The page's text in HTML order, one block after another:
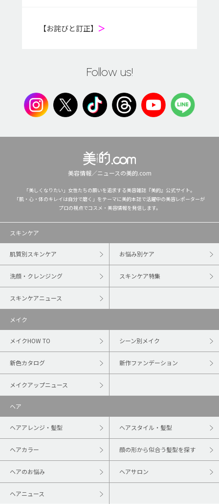
【お詫びと訂正】 ＞
Follow us!
美容情報／ニュースの美的.com
「美しくなりたい」女性たちの願いを追求する美容雑誌『美的』公式サイト。
「肌・心・体のキレイは自分で磨く」をテーマに美的本誌で活躍中の美容レポーターが
プロの視点でコスメ・美容情報を発信します。
スキンケア
肌質別スキンケア お悩み別ケア
洗顔・クレンジング スキンケア特集
スキンケアニュース
メイク
メイクHOW TO シーン別メイク
新色カタログ 新作ファンデーション
メイクアップニュース
ヘア
ヘアアレンジ・髪型 ヘアスタイル・髪型
ヘアカラー 顔の形から似合う髪型を探す
ヘアのお悩み ヘアサロン
ヘアニュース